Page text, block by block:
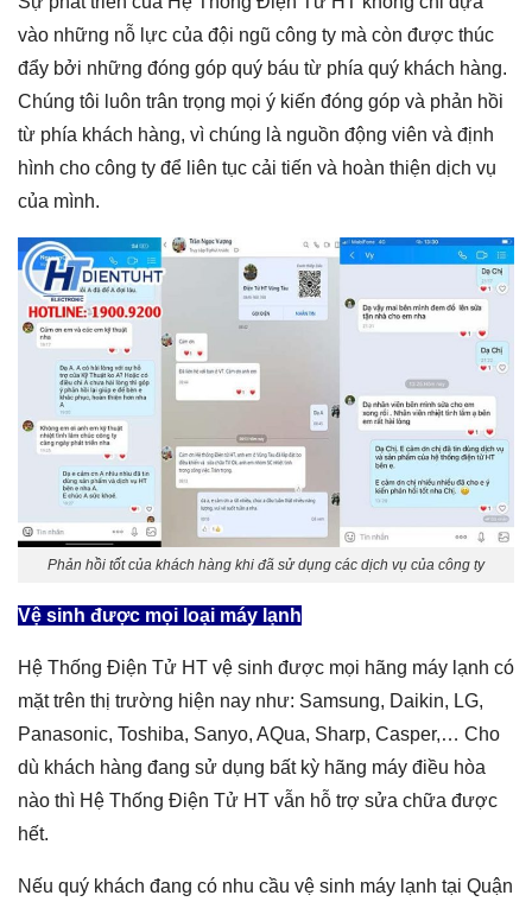
vào những nỗ lực của đội ngũ công ty mà còn được thúc
đẩy bởi những đóng góp quý báu từ phía quý khách hàng.
Chúng tôi luôn trân trọng mọi ý kiến đóng góp và phản hồi
từ phía khách hàng, vì chúng là nguồn động viên và định
hình cho công ty để liên tục cải tiến và hoàn thiện dịch vụ
của mình.
Phản hồi tốt của khách hàng khi đã sử dụng các dịch vụ của công ty
Vệ sinh được mọi loại máy lạnh
Hệ Thống Điện Tử HT vệ sinh được mọi hãng máy lạnh có
mặt trên thị trường hiện nay như: Samsung, Daikin, LG,
Panasonic, Toshiba, Sanyo, AQua, Sharp, Casper,… Cho
dù khách hàng đang sử dụng bất kỳ hãng máy điều hòa
nào thì Hệ Thống Điện Tử HT vẫn hỗ trợ sửa chữa được
hết.
Nếu quý khách đang có nhu cầu vệ sinh máy lạnh tại Quận